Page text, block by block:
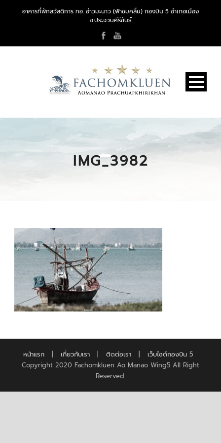
อาคารที่พักสวัสดิการ ทอ. อ่าวมะนาว (ฟ้าชมคลื่น) กองบิน 5 อำเภอเมือง
จ.ประจวบคีรีขันธ์
IMG_3982
หน้าแรก | เกี่ยวกับเรา | ติดต่อเรา |
เว็บไซต์กองบิน 5
Copyright 2020 Fachomkluen Ao Manao Wing5 All Right
Reserved.